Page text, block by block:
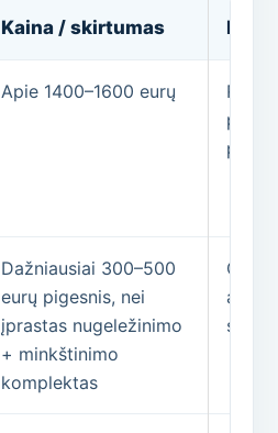
Kaina / skirtumas
Apie 1400–1600 eurų
Dažniausiai 300–500
eurų pigesnis, nei
įprastas nugeležinimo
+ minkštinimo
komplektas
Gali